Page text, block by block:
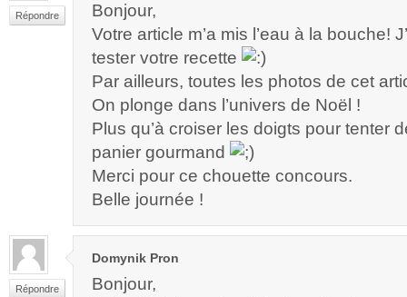
Répondre
Bonjour,
Votre article m’a mis l’eau à la bouche!
tester votre recette
Par ailleurs, toutes les photos de cet
On plonge dans l’univers de Noël !
Plus qu’à croiser les doigts pour tenter
panier gourmand
Merci pour ce chouette concours.
Belle journée !
Répondre
Domynik Pron
Bonjour,